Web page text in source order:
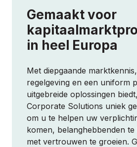
Gemaakt voor
in heel Europa
Met diepgaande
regelgeving en een uniform
uitgebreide oplossingen
Corporate Solutions uniek
om u te helpen uw
komen, belanghebbenden
met vertrouwen te groeien.